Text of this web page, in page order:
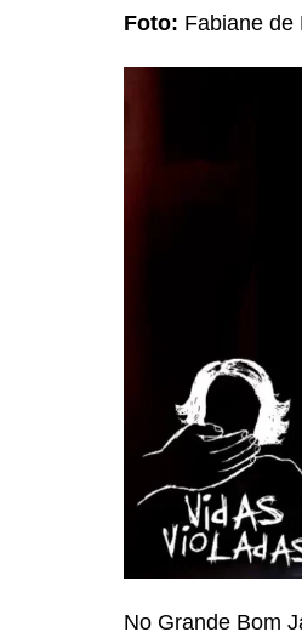
Foto: Fabiane de
No Grande Bom